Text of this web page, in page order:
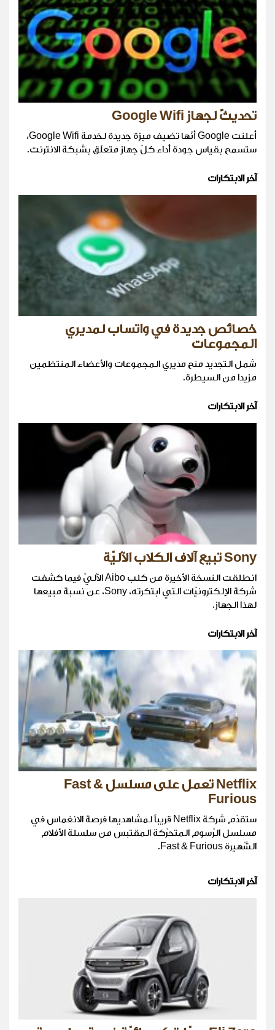
تحديثٌ لجهاز Google Wifi
أعلنت Google أنّها تضيف ميزة جديدة لخدمة Google Wifi،
ستسمح بقياس جودة أداء كلّ جهاز متعلّق بشبكة الانترنت.
آخر الابتكارات
خصائص جديدة في واتساب لمديري
المجموعات
شمل التجديد منح مديري المجموعات والأعضاء المنتظمين
مزيدا من السيطرة.
آخر الابتكارات
Sony تبيع آلاف الكلاب الآليّة
انطلقت النسخة الأخيرة من كلب Aibo الآليّ فيما كشفت
شركة الإلكترونيّات التي ابتكرته، Sony، عن نسبة مبيعها
لهذا الجهاز.
آخر الابتكارات
Netflix تعمل على مسلسل Fast &
Furious
ستقدّم شركة Netflix قريباً لمشاهديها فرصة الانغماس في
مسلسل الرّسوم المتحرّكة المقتبس من سلسلة الأفلام
الشّهيرة Fast & Furious.
آخر الابتكارات